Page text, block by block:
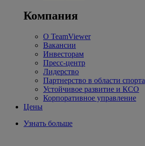
Компания
О TeamViewer
Вакансии
Инвесторам
Пресс-центр
Лидерство
Партнерство в области спорта
Устойчивое развитие и КСО
Корпоративное управление
Цены
Узнать больше